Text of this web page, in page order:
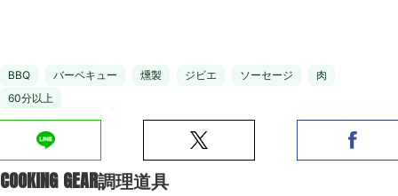
BBQ バーベキュー 燻製 ジビエ ソーセージ
肉
60分以上
COOKING GEAR調理道具